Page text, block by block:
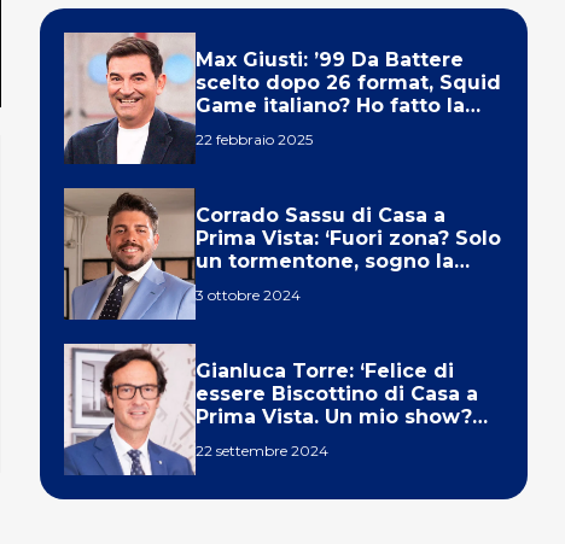
Max Giusti: ’99 Da Battere
scelto dopo 26 format, Squid
Game italiano? Ho fatto la
22 febbraio 2025
Corrado Sassu di Casa a
Prima Vista: ‘Fuori zona? Solo
un tormentone, sogno la
3 ottobre 2024
Gianluca Torre: ‘Felice di
essere Biscottino di Casa a
Prima Vista. Un mio show?
22 settembre 2024